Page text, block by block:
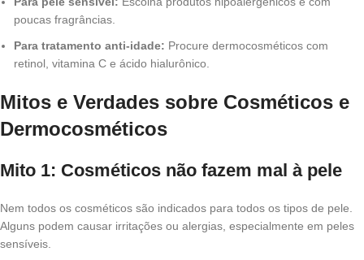
poucas fragrâncias.
Para tratamento anti-idade: Procure dermocosméticos com
retinol, vitamina C e ácido hialurônico.
Mitos e Verdades sobre Cosméticos e
Dermocosméticos
Mito 1: Cosméticos não fazem mal à pele
Nem todos os cosméticos são indicados para todos os tipos de pele.
Alguns podem causar irritações ou alergias, especialmente em peles
sensíveis.